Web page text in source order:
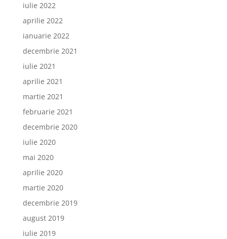
iulie 2022
aprilie 2022
ianuarie 2022
decembrie 2021
iulie 2021
aprilie 2021
martie 2021
februarie 2021
decembrie 2020
iulie 2020
mai 2020
aprilie 2020
martie 2020
decembrie 2019
august 2019
iulie 2019